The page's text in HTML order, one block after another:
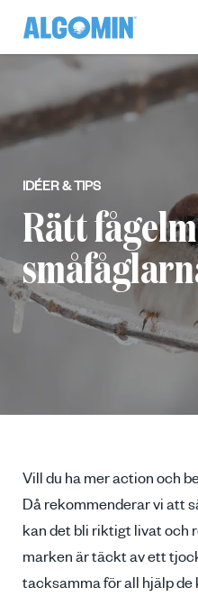
IDÉER & TIPS
Rätt
Vill du ha mer action och
Då rekommenderar vi att
kan det bli riktigt livat och
marken är täckt av ett
tacksamma för all hjälp de